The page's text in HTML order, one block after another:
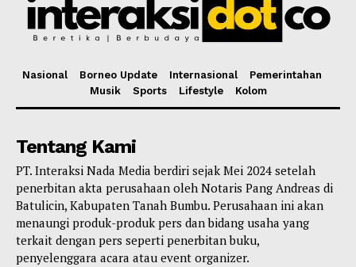
Nasional Borneo Update Internasional
Pemerintahan
Musik
Sports Lifestyle Kolom
Tentang Kami
PT. Interaksi Nada Media berdiri sejak Mei 2024 setelah
penerbitan akta perusahaan oleh Notaris Pang Andreas di
Batulicin, Kabupaten Tanah Bumbu. Perusahaan ini akan
menaungi produk-produk pers dan bidang usaha yang
terkait dengan pers seperti penerbitan buku,
penyelenggara acara atau event organizer.